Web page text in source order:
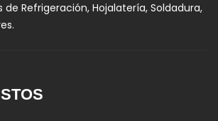
de Refrigeración, Hojalatería, Soldadura,